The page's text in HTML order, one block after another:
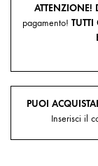
ATTENZIONE!
pagamento!
PUOI
Inserisci il